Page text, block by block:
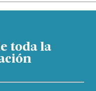
toda la